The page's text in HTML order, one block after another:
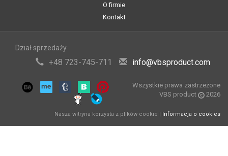
O firmie
Kontakt
Dział sprzedaży
+48 723-745-711 info@vbsproduct.com
Wszystkie prawa zastrzeżone
VBS product
2026
Nasza witryna korzysta z plików cookie | Informacja o cookies